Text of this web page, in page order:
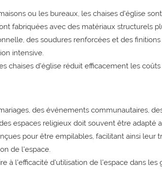
ou les bureaux, les chaises d'église sont
fabriquées avec des matériaux structurels
des soudures renforcées et des finitions
intensive.
chaises d'église réduit efficacement les
des événements communautaires,
espaces religieux doit souvent être adapté
pour être empilables, facilitant ainsi leur
de l'espace.
à l'efficacité d'utilisation de l'espace dans les